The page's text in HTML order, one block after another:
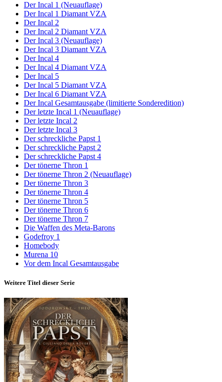
Der Incal 1 (Neuauflage)
Der Incal 1 Diamant VZA
Der Incal 2
Der Incal 2 Diamant VZA
Der Incal 3 (Neuauflage)
Der Incal 3 Diamant VZA
Der Incal 4
Der Incal 4 Diamant VZA
Der Incal 5
Der Incal 5 Diamant VZA
Der Incal 6 Diamant VZA
Der Incal Gesamtausgabe (limitierte Sonderedition)
Der letzte Incal 1 (Neuauflage)
Der letzte Incal 2
Der letzte Incal 3
Der schreckliche Papst 1
Der schreckliche Papst 2
Der schreckliche Papst 4
Der tönerne Thron 1
Der tönerne Thron 2 (Neuauflage)
Der tönerne Thron 3
Der tönerne Thron 4
Der tönerne Thron 5
Der tönerne Thron 6
Der tönerne Thron 7
Die Waffen des Meta-Barons
Godefroy 1
Homebody
Murena 10
Vor dem Incal Gesamtausgabe
Weitere Titel dieser Serie